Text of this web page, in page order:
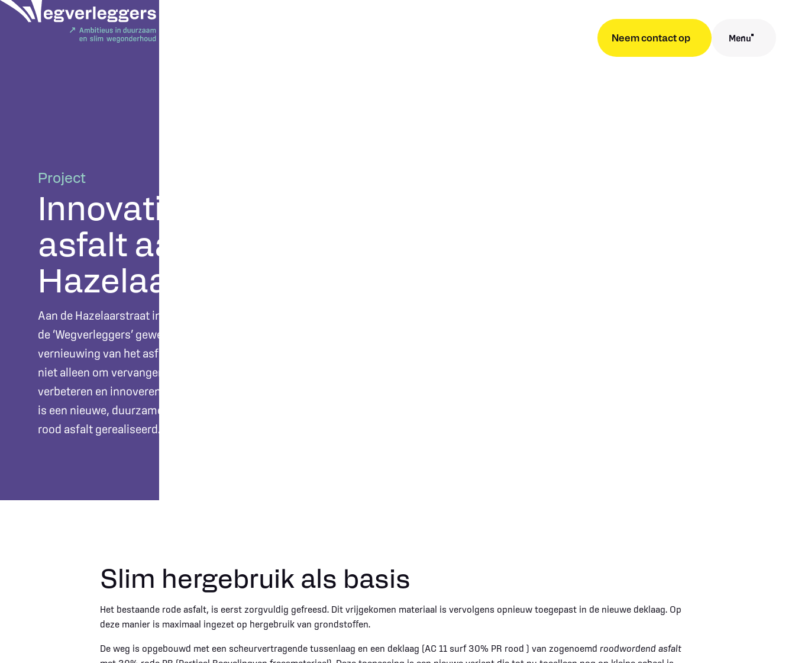
Neem contact op
Menu
Project
Innovatief rood
asfalt aan de
Hazelaarstraat
Aan de Hazelaarstraat in Enschede hebben
de ‘Wegverleggers’ gewerkt aan de
vernieuwing van het asfalt. Daarbij ging het
niet alleen om vervangen, maar vooral om
verbeteren en innoveren. Binnen dit project
is een nieuwe, duurzamere toepassing van
rood asfalt gerealiseerd.
Slim hergebruik als basis
Het bestaande rode asfalt, is eerst zorgvuldig gefreesd. Dit vrijgekomen materiaal is vervolgens opnieuw toegepast in de nieuwe deklaag. Op
deze manier is maximaal ingezet op hergebruik van grondstoffen.
De weg is opgebouwd met een scheurvertragende tussenlaag en een deklaag (AC 11 surf 30% PR rood ) van zogenoemd roodwordend asfalt